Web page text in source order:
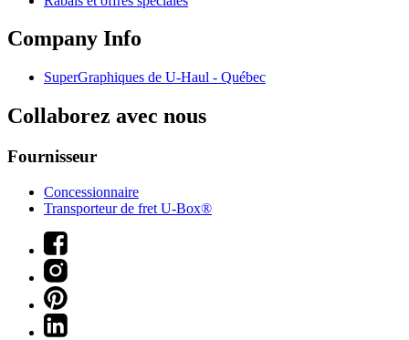
Company Info
SuperGraphiques de U-Haul - Québec
Collaborez avec nous
Fournisseur
Concessionnaire
Transporteur de fret U-Box®